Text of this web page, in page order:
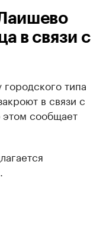
в связи с
типа
в связи с
сообщает